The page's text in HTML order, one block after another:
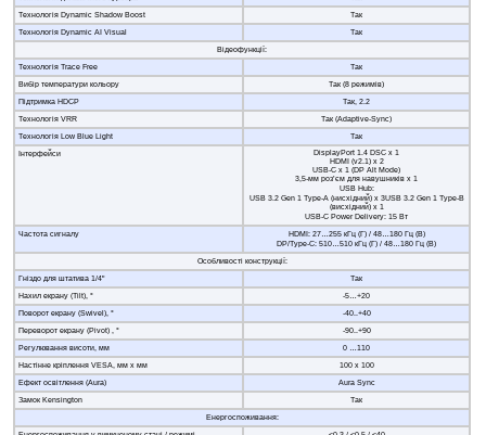
Технологія Dynamic Shadow Boost
Так
Технологія Dynamic AI Visual
Так
Відеофункції:
Технологія Trace Free
Так
Вибір температури кольору
Так (8 режимів)
Підтримка HDCP
Так, 2.2
Технологія VRR
Так (Adaptive-Sync)
Технологія Low Blue Light
Так
Інтерфейси
DisplayPort 1.4 DSC x 1
HDMI (v2.1) x 2
USB-C x 1 (DP Alt Mode)
3,5-мм роз’єм для навушників х 1
USB Hub:
USB 3.2 Gen 1 Type-A (нисхідний) х 3USB 3.2 Gen 1 Type-B
(висхідний) x 1
USB-C Power Delivery: 15 Вт
Частота сигналу
HDMI: 27…255 кГц (Г) / 48…180 Гц (В)
DP/Type-C: 510…510 кГц (Г) / 48…180 Гц (В)
Особливості конструкції:
Гніздо для штатива 1/4"
Так
Нахил екрану (Tilt), °
-5…+20
Поворот екрану (Swivel), °
-40..+40
Переворот екрану (Pivot) , °
-90..+90
Регулювання висоти, мм
0 …110
Настінне кріплення VESA, мм х мм
100 х 100
Ефект освітлення (Aura)
Aura Sync
Замок Kensington
Так
Енергоспоживання: